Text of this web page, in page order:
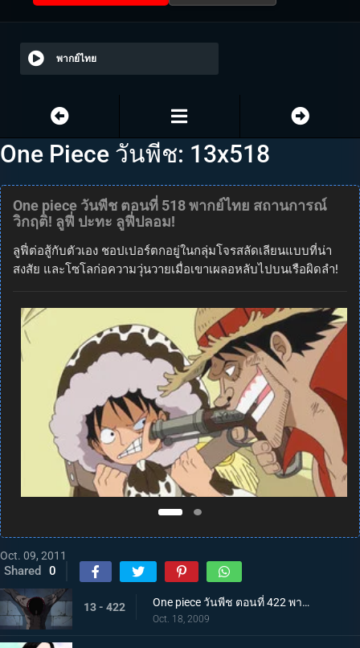
พากย์ไทย
One Piece วันพีช: 13x518
One piece วันพีช ตอนที่ 518 พากย์ไทย สถานการณ์
วิกฤติ! ลูฟี่ ปะทะ ลูฟี่ปลอม!
ลูฟี่ต่อสู้กับตัวเอง ชอปเปอร์ตกอยู่ในกลุ่มโจรสลัดเลียนแบบที่น่า
สงสัย และโซโลก่อความวุ่นวายเมื่อเขาเผลอหลับไปบนเรือผิดลำ!
Oct. 09, 2011
Shared 0
13 - 422 One piece วันพีช ตอนที่ 422 พากย์ไทย การบุกที่เสี่ยงด้วยชีวิต! คุกนรกใต้สมุทรอิมเพลดาวน์
Oct. 18, 2009